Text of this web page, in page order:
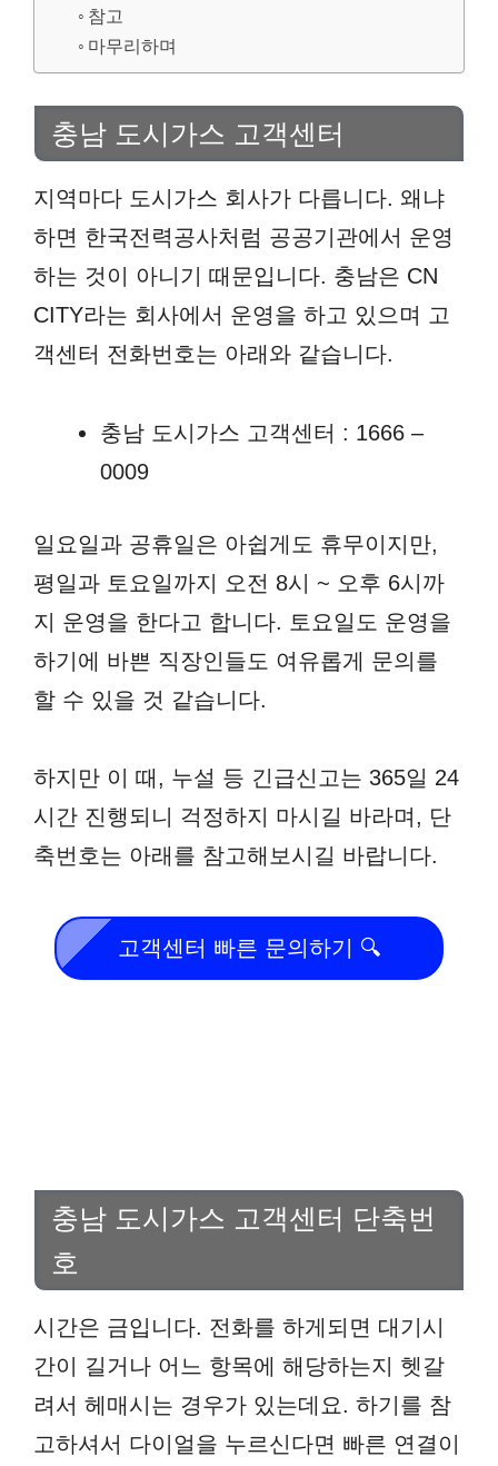
참고
마무리하며
충남 도시가스 고객센터
지역마다 도시가스 회사가 다릅니다. 왜냐
하면 한국전력공사처럼 공공기관에서 운영
하는 것이 아니기 때문입니다. 충남은 CN
CITY라는 회사에서 운영을 하고 있으며 고
객센터 전화번호는 아래와 같습니다.
충남 도시가스 고객센터 : 1666 –
0009
일요일과 공휴일은 아쉽게도 휴무이지만,
평일과 토요일까지 오전 8시 ~ 오후 6시까
지 운영을 한다고 합니다. 토요일도 운영을
하기에 바쁜 직장인들도 여유롭게 문의를
할 수 있을 것 같습니다.
하지만 이 때, 누설 등 긴급신고는 365일 24
시간 진행되니 걱정하지 마시길 바라며, 단
축번호는 아래를 참고해보시길 바랍니다.
고객센터 빠른 문의하기 🔍
충남 도시가스 고객센터 단축번
호
시간은 금입니다. 전화를 하게되면 대기시
간이 길거나 어느 항목에 해당하는지 헷갈
려서 헤매시는 경우가 있는데요. 하기를 참
고하셔서 다이얼을 누르신다면 빠른 연결이